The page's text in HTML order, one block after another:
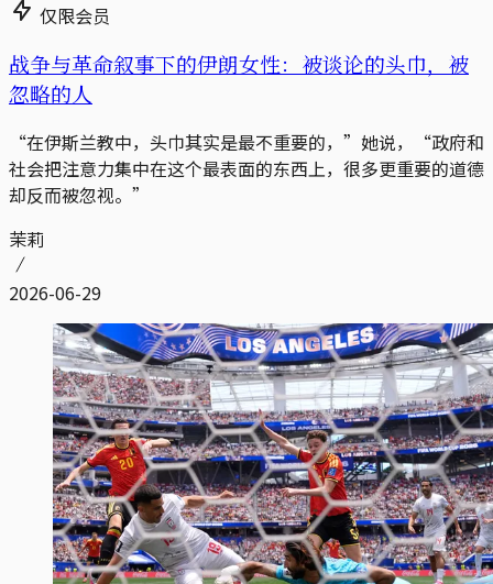
仅限会员
战争与革命叙事下的伊朗女性：被谈论的头巾，被
忽略的人
“在伊斯兰教中，头巾其实是最不重要的，”她说，“政府和
社会把注意力集中在这个最表面的东西上，很多更重要的道德
却反而被忽视。”
茉莉
2026-06-29